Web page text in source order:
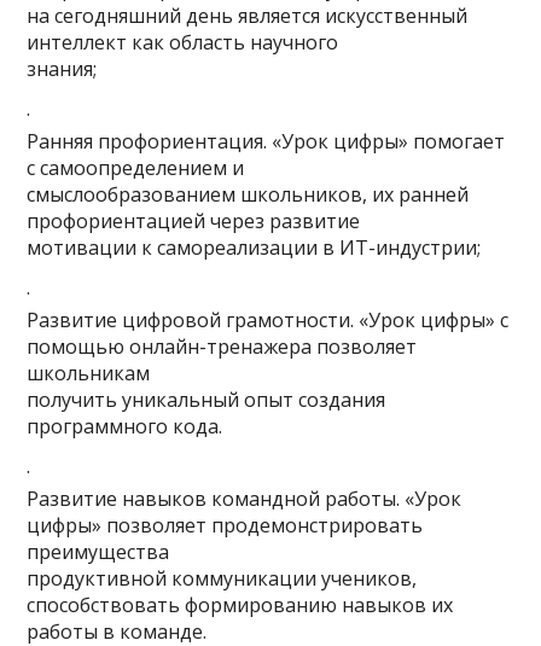
на сегодняшний день является искусственный
интеллект как область научного
знания;
·
Ранняя профориентация. «Урок цифры» помогает
с самоопределением и
смыслообразованием школьников, их ранней
профориентацией через развитие
мотивации к самореализации в ИТ-индустрии;
·
Развитие цифровой грамотности. «Урок цифры» с
помощью онлайн-тренажера позволяет
школьникам
получить уникальный опыт создания
программного кода.
·
Развитие навыков командной работы. «Урок
цифры» позволяет продемонстрировать
преимущества
продуктивной коммуникации учеников,
способствовать формированию навыков их
работы в команде.